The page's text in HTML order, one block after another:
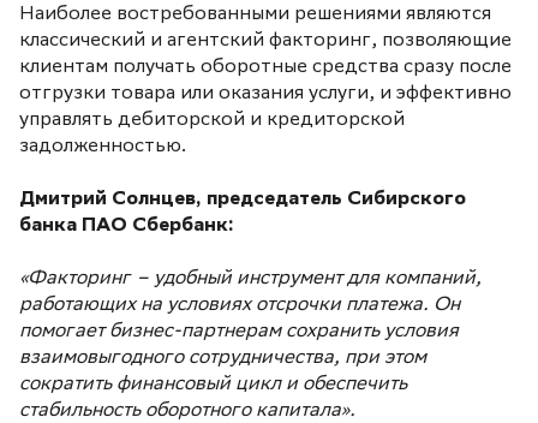
Наиболее востребованными решениями являются
классический и агентский факторинг, позволяющие
клиентам получать оборотные средства сразу после
отгрузки товара или оказания услуги, и эффективно
управлять дебиторской и кредиторской
задолженностью.
Дмитрий Солнцев, председатель Сибирского
банка ПАО Сбербанк:
«Факторинг – удобный инструмент для компаний,
работающих на условиях отсрочки платежа. Он
помогает бизнес-партнерам сохранить условия
взаимовыгодного сотрудничества, при этом
сократить финансовый цикл и обеспечить
стабильность оборотного капитала».